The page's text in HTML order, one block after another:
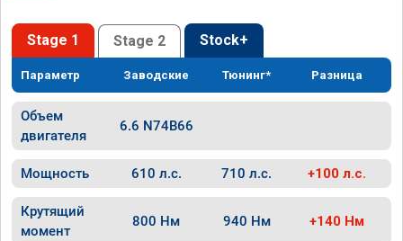
Stage 1 Stage 2 Stock+
Параметр Заводские Тюнинг* Разница
Объем
двигателя
6.6 N74B66
Мощность 610 л.с. 710 л.с. +100 л.с.
Крутящий
момент
800 Нм 940 Нм +140 Нм